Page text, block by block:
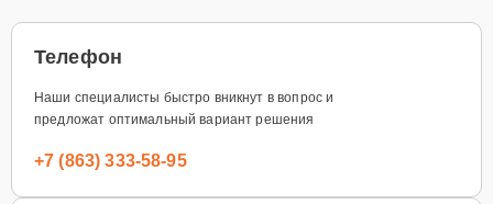
Телефон
Наши специалисты быстро вникнут в вопрос и
предложат оптимальный вариант решения
+7 (863) 333-58-95